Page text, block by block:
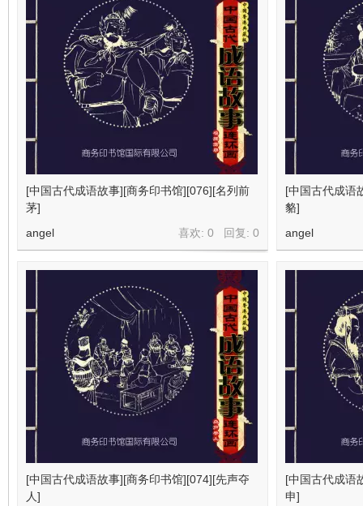
[中国古代成语故事][商务印书馆][076][名列前
茅]
喜欢: 0 回复: 0
angel
[中国古代成语
貉]
angel
[中国古代成语故事][商务印书馆][074][先声夺
人]
[中国古代成语
申]